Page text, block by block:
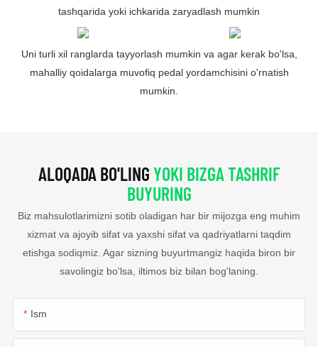
tashqarida yoki ichkarida zaryadlash mumkin
Uni turli xil ranglarda tayyorlash mumkin va agar kerak bo'lsa,
mahalliy qoidalarga muvofiq pedal yordamchisini o'rnatish
mumkin.
ALOQADA BO'LINGYOKI BIZGA TASHRIF
BUYURING
Biz mahsulotlarimizni sotib oladigan har bir mijozga eng muhim
xizmat va ajoyib sifat va yaxshi sifat va qadriyatlarni taqdim
etishga sodiqmiz. Agar sizning buyurtmangiz haqida biron bir
savolingiz bo'lsa, iltimos biz bilan bog'laning.
Ism